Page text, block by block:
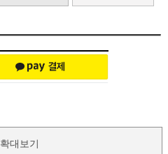
확대보기